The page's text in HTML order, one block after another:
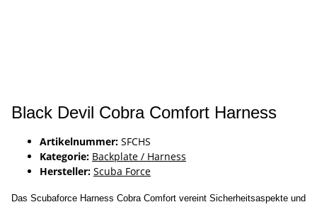
Black Devil Cobra Comfort Harness
Artikelnummer: SFCHS
Kategorie: Backplate / Harness
Hersteller: Scuba Force
Das Scubaforce Harness Cobra Comfort vereint Sicherheitsaspekte und